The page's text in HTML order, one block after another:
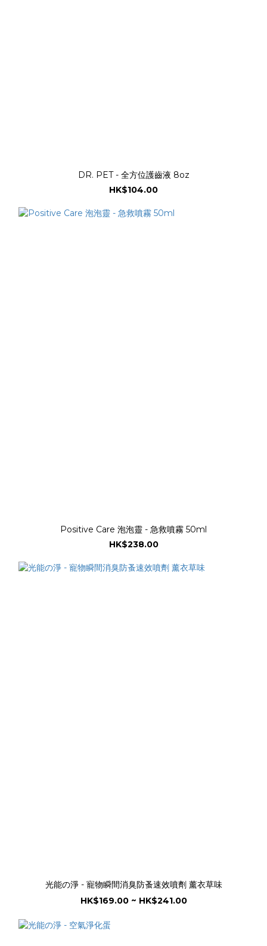
DR. PET - 全方位護齒液 8oz
HK$104.00
Positive Care 泡泡靈 - 急救噴霧 50ml
HK$238.00
光能の淨 - 寵物瞬間消臭防蚤速效噴劑 薰衣草味
HK$169.00 ~ HK$241.00